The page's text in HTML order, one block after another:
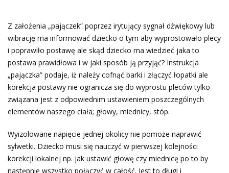
Z założenia „pajączek” poprzez irytujący sygnał dźwiękowy lub
wibrację ma informować dziecko o tym aby wyprostowało plecy
i poprawiło postawę ale skąd dziecko ma wiedzieć jaka to
postawa prawidłowa i w jaki sposób ją przyjąć? Instrukcja
„pajączka” podaje, iż należy cofnąć barki i złączyć łopatki ale
korekcja postawy nie ogranicza się do wyprostu pleców tylko
związana jest z odpowiednim ustawieniem poszczególnych
elementów naszego ciała; głowy, miednicy, stóp.
Wyizolowane napięcie jednej okolicy nie pomoże naprawić
sylwetki. Dziecko musi się nauczyć w pierwszej kolejności
korekcji lokalnej np. jak ustawić głowę czy miednicę po to by
następnie wszystko połączyć w całość. Jest to długi i